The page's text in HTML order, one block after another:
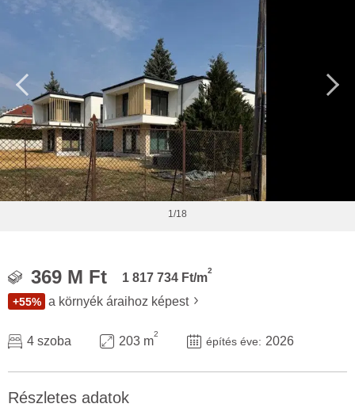
1/18
369 M Ft 1 817 734 Ft/m
2
+55% a környék áraihoz képest
4 szoba 203 m
2
építés éve: 2026
Részletes adatok